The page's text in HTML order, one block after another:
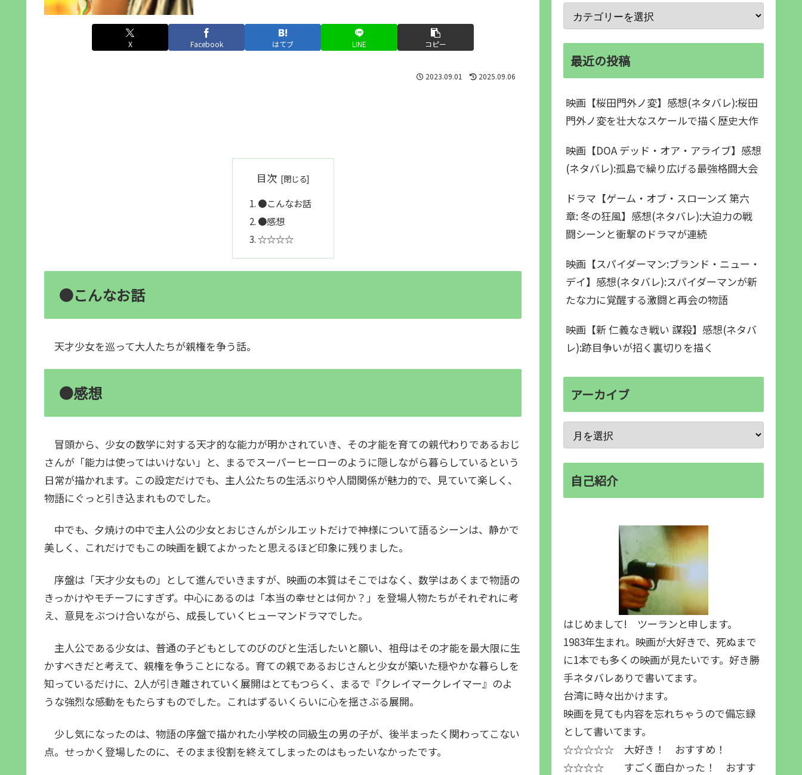
X Facebook はてブ LINE コピー
2023.09.01 2025.09.06
目次
●こんなお話
●感想
☆☆☆☆
●こんなお話
天才少女を巡って大人たちが親権を争う話。
●感想
冒頭から、少女の数学に対する天才的な能力が明かされていき、その才能を育ての親代わりであるおじ
さんが「能力は使ってはいけない」と、まるでスーパーヒーローのように隠しながら暮らしているという
日常が描かれます。この設定だけでも、主人公たちの生活ぶりや人間関係が魅力的で、見ていて楽しく、
物語にぐっと引き込まれものでした。
中でも、夕焼けの中で主人公の少女とおじさんがシルエットだけで神様について語るシーンは、静かで
美しく、これだけでもこの映画を観てよかったと思えるほど印象に残りました。
序盤は「天才少女もの」として進んでいきますが、映画の本質はそこではなく、数学はあくまで物語の
きっかけやモチーフにすぎず。中心にあるのは「本当の幸せとは何か？」を登場人物たちがそれぞれに考
え、意見をぶつけ合いながら、成長していくヒューマンドラマでした。
主人公である少女は、普通の子どもとしてのびのびと生活したいと願い、祖母はその才能を最大限に生
かすべきだと考えて、親権を争うことになる。育ての親であるおじさんと少女が築いた穏やかな暮らしを
知っているだけに、2人が引き離されていく展開はとてもつらく、まるで『クレイマークレイマー』のよ
うな強烈な感動をもたらすものでした。これはずるいくらいに心を揺さぶる展開。
少し気になったのは、物語の序盤で描かれた小学校の同級生の男の子が、後半まったく関わってこない
点。せっかく登場したのに、そのまま役割を終えてしまったのはもったいなかったです。
最近の投稿
映画【桜田門外ノ変】感想(ネタバレ):桜田
門外ノ変を壮大なスケールで描く歴史大作
映画【DOA デッド・オア・アライブ】感想
(ネタバレ):孤島で繰り広げる最強格闘大会
ドラマ【ゲーム・オブ・スローンズ 第六
章: 冬の狂風】感想(ネタバレ):大迫力の戦
闘シーンと衝撃のドラマが連続
映画【スパイダーマン:ブランド・ニュー・
デイ】感想(ネタバレ):スパイダーマンが新
たな力に覚醒する激闘と再会の物語
映画【新 仁義なき戦い 謀殺】感想(ネタバ
レ):跡目争いが招く裏切りを描く
アーカイブ
自己紹介
はじめまして! ツーランと申します。
1983年生まれ。映画が大好きで、死ぬまで
に1本でも多くの映画が見たいです。好き勝
手ネタバレありで書いてます。
台湾に時々出かけます。
映画を見ても内容を忘れちゃうので備忘録
として書いてます。
☆☆☆☆☆ 大好き！ おすすめ！
☆☆☆☆ すごく面白かった！ おすす